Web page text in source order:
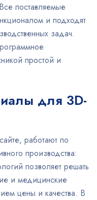
поставляемые
и подходят
задач.
простой и
для 3D-
работают по
производства:
позволяет решать
и медицинские
цены и качества. В